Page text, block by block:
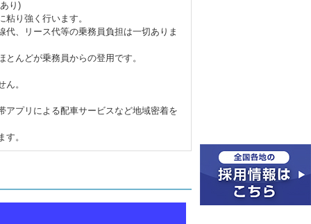
り)
り強く行います。
、リース代等の乗務員負担は一切ありま
んどが乗務員からの登用です。
。
プリによる配車サービスなど地域密着を
。